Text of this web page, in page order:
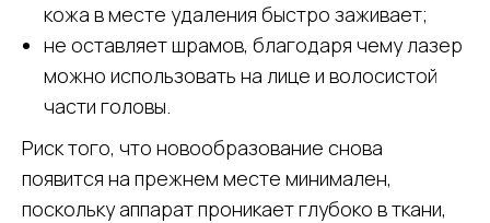
кожа в месте удаления быстро заживает;
не оставляет шрамов, благодаря чему лазер
можно использовать на лице и волосистой
части головы.
Риск того, что новообразование снова
появится на прежнем месте минимален,
поскольку аппарат проникает глубоко в ткани,